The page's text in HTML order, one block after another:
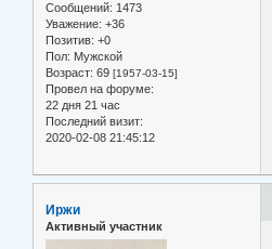
Сообщений: 1473
Уважение: +36
Позитив: +0
Пол: Мужской
Возраст: 69 [1957-03-15]
Провел на форуме:
22 дня 21 час
Последний визит:
2020-02-08 21:45:12
Иржи
Активный участник